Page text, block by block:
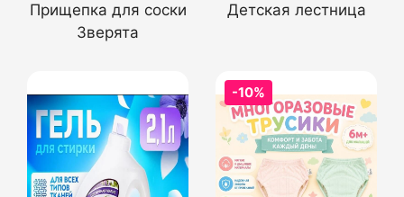
Прищепка для соски
Зверята
Детская лестница
-10%